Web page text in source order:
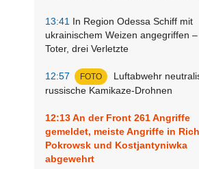
13:41 In Region Odessa Schiff mit
ukrainischem Weizen angegriffen –
Toter, drei Verletzte
12:57 FOTO
Luftabwehr
russische Kamikaze-Drohnen
12:13An der Front 261 Angriffe
gemeldet, meiste Angriffe in
Pokrowsk und Kostjantyniwka
abgewehrt